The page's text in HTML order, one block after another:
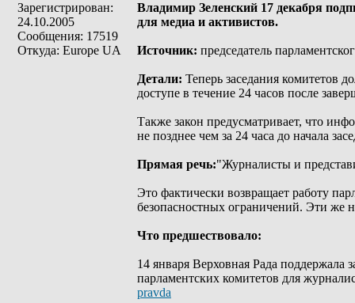
Зарегистрирован:
24.10.2005
Сообщения: 17519
Откуда: Europe UA
Владимир Зеленский 17 декабря
для медиа и активистов.
Источник: председатель
Детали: Теперь заседания комитетов
доступе в течение 24 часов после
Также закон предусматривает, что
не позднее чем за 24 часа до начала
Прямая речь:"Журналисты и
Это фактически возвращает работу
безопасностных ограничений. Эти же
Что предшествовало:
14 января Верховная Рада поддержала
парламентских комитетов для
pravda